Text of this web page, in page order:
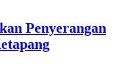
Penyerangan